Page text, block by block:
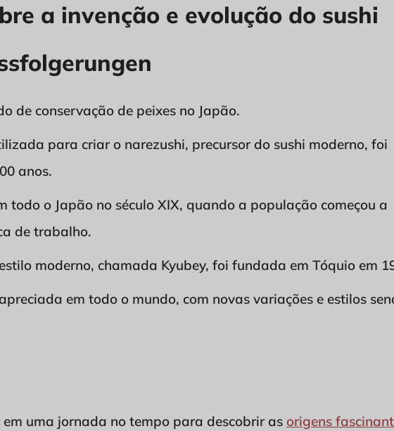
a invenção e evolução do sushi
de conservação de peixes no Japão.
para criar o narezushi, precursor do sushi moderno, foi
anos.
todo o Japão no século XIX, quando a população começou a
de trabalho.
moderno, chamada Kyubey, foi fundada em Tóquio em
em todo o mundo, com novas variações e estilos
uma jornada no tempo para descobrir as origens